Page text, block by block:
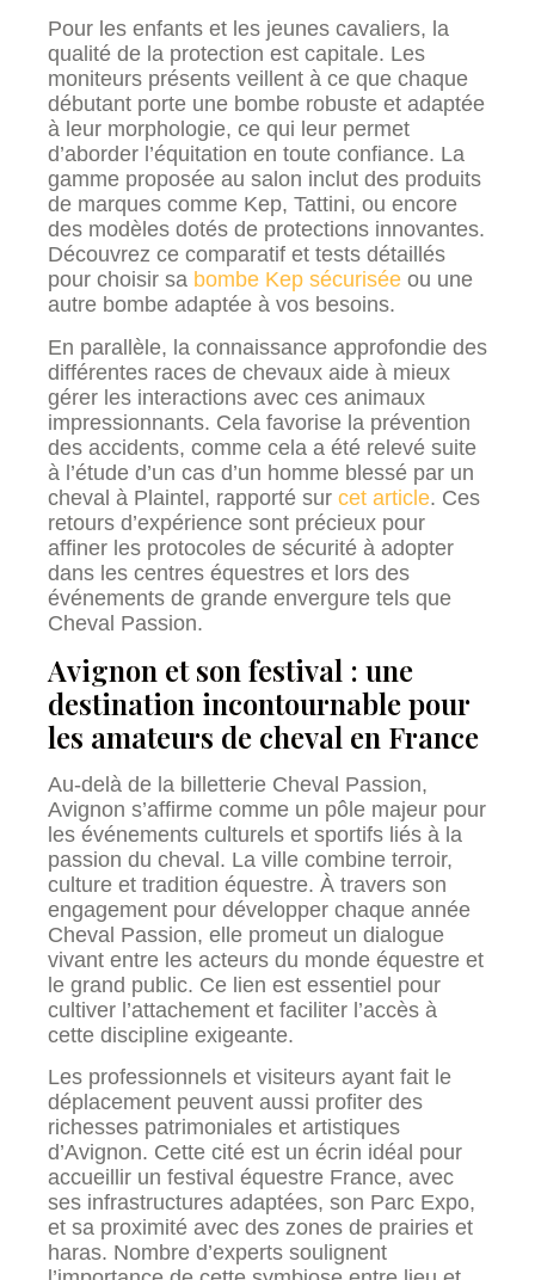
Pour les enfants et les jeunes cavaliers, la
qualité de la protection est capitale. Les
moniteurs présents veillent à ce que chaque
débutant porte une bombe robuste et adaptée
à leur morphologie, ce qui leur permet
d’aborder l’équitation en toute confiance. La
gamme proposée au salon inclut des produits
de marques comme Kep, Tattini, ou encore
des modèles dotés de protections innovantes.
Découvrez ce comparatif et tests détaillés
pour choisir sa bombe Kep sécurisée ou une
autre bombe adaptée à vos besoins.
En parallèle, la connaissance approfondie des
différentes races de chevaux aide à mieux
gérer les interactions avec ces animaux
impressionnants. Cela favorise la prévention
des accidents, comme cela a été relevé suite
à l’étude d’un cas d’un homme blessé par un
cheval à Plaintel, rapporté sur cet article. Ces
retours d’expérience sont précieux pour
affiner les protocoles de sécurité à adopter
dans les centres équestres et lors des
événements de grande envergure tels que
Cheval Passion.
Avignon et son festival : une
destination incontournable pour
les amateurs de cheval en France
Au-delà de la billetterie Cheval Passion,
Avignon s’affirme comme un pôle majeur pour
les événements culturels et sportifs liés à la
passion du cheval. La ville combine terroir,
culture et tradition équestre. À travers son
engagement pour développer chaque année
Cheval Passion, elle promeut un dialogue
vivant entre les acteurs du monde équestre et
le grand public. Ce lien est essentiel pour
cultiver l’attachement et faciliter l’accès à
cette discipline exigeante.
Les professionnels et visiteurs ayant fait le
déplacement peuvent aussi profiter des
richesses patrimoniales et artistiques
d’Avignon. Cette cité est un écrin idéal pour
accueillir un festival équestre France, avec
ses infrastructures adaptées, son Parc Expo,
et sa proximité avec des zones de prairies et
haras. Nombre d’experts soulignent